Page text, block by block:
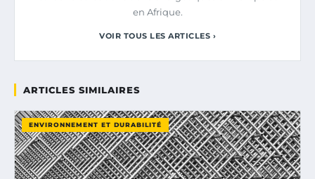
en Afrique.
VOIR TOUS LES ARTICLES ›
ARTICLES SIMILAIRES
ENVIRONNEMENT ET DURABILITÉ